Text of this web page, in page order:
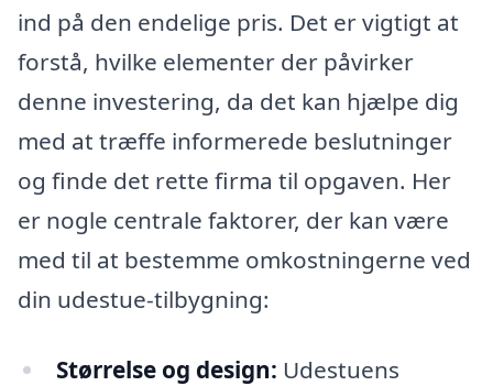
ind på den endelige pris. Det er vigtigt at
forstå, hvilke elementer der påvirker
denne investering, da det kan hjælpe dig
med at træffe informerede beslutninger
og finde det rette firma til opgaven. Her
er nogle centrale faktorer, der kan være
med til at bestemme omkostningerne ved
din udestue-tilbygning:
Størrelse og design: Udestuens